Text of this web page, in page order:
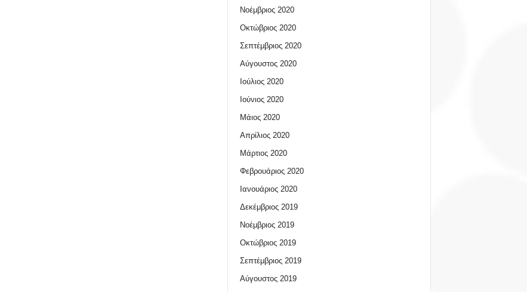
Νοέμβριος 2020
Οκτώβριος 2020
Σεπτέμβριος 2020
Αύγουστος 2020
Ιούλιος 2020
Ιούνιος 2020
Μάιος 2020
Απρίλιος 2020
Μάρτιος 2020
Φεβρουάριος 2020
Ιανουάριος 2020
Δεκέμβριος 2019
Νοέμβριος 2019
Οκτώβριος 2019
Σεπτέμβριος 2019
Αύγουστος 2019